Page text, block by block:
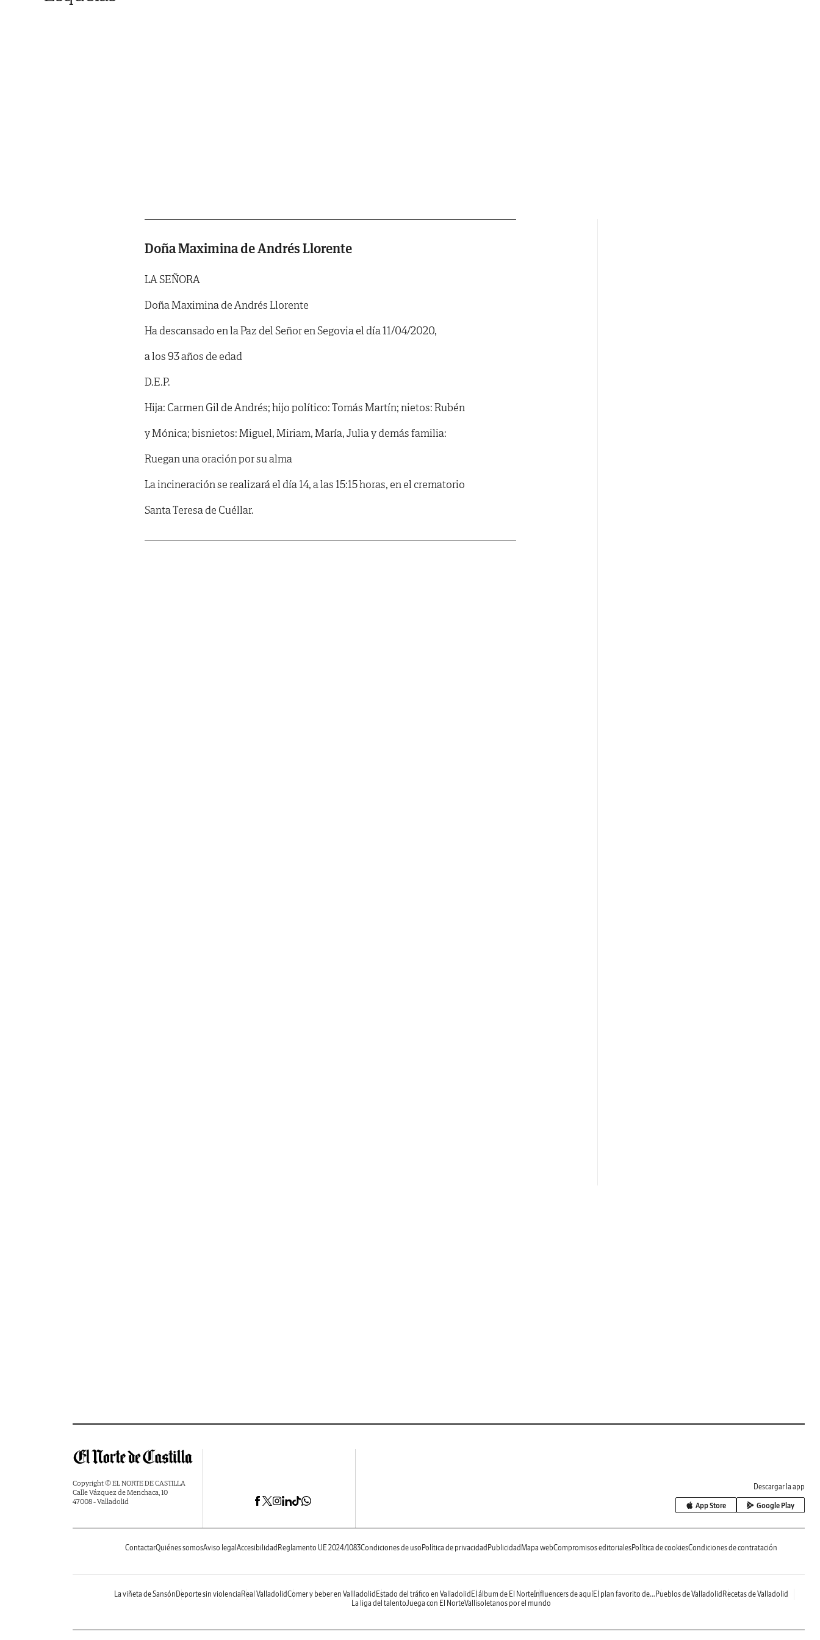
Doña Maximina de Andrés Llorente
LA SEÑORA
Doña Maximina de Andrés Llorente
Ha descansado en la Paz del Señor en Segovia el día 11/04/2020,
a los 93 años de edad
D.E.P.
Hija: Carmen Gil de Andrés; hijo político: Tomás Martín; nietos: Rubén
y Mónica; bisnietos: Miguel, Miriam, María, Julia y demás familia:
Ruegan una oración por su alma
La incineración se realizará el día 14, a las 15:15 horas, en el crematorio
Santa Teresa de Cuéllar.
Copyright © EL NORTE DE CASTILLA
Calle Vázquez de Menchaca, 10
47008 - Valladolid
Descargar la app
App Store Google Play
ContactarQuiénes somosAviso legal Accesibilidad Reglamento UE 2024/1083Condiciones de uso Política de privacidad Publicidad Mapa webCompromisos editorialesPolítica de cookiesCondiciones de contratación
La viñeta de Sansón Deporte sin violencia Real ValladolidComer y beber en Vallladolid Estado del tráfico en Valladolid El álbum de El NorteInfluencers de aquíEl plan favorito de... Pueblos de Valladolid Recetas de Valladolid
La liga del talentoJuega con El NorteVallisoletanos por el mundo